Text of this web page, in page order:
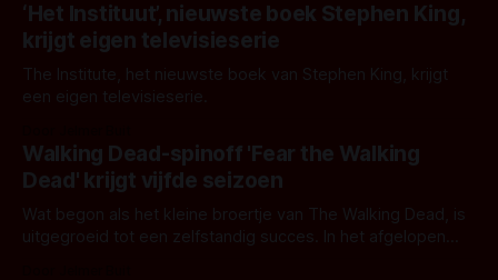
‘Het Instituut’, nieuwste boek Stephen King,
krijgt eigen televisieserie
The Institute, het nieuwste boek van Stephen King, krijgt
een eigen televisieserie.
Walking Dead-spinoff 'Fear the Walking
Dead' krijgt vijfde seizoen
Wat begon als het kleine broertje van The Walking Dead, is
uitgegroeid tot een zelfstandig succes. In het afgelopen